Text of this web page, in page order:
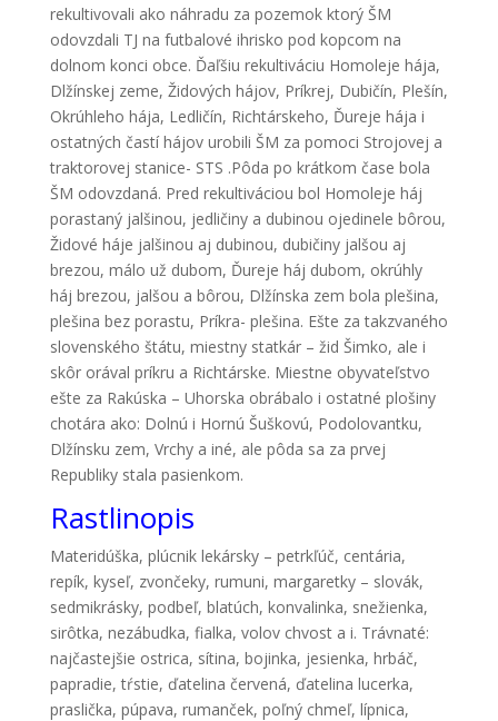
rekultivovali ako náhradu za pozemok ktorý ŠM
odovzdali TJ na futbalové ihrisko pod kopcom na
dolnom konci obce. Ďaľšiu rekultiváciu Homoleje hája,
Dlžínskej zeme, Židových hájov, Príkrej, Dubičín, Plešín,
Okrúhleho hája, Ledličín, Richtárskeho, Ďureje hája i
ostatných častí hájov urobili ŠM za pomoci Strojovej a
traktorovej stanice- STS .Pôda po krátkom čase bola
ŠM odovzdaná. Pred rekultiváciou bol Homoleje háj
porastaný jalšinou, jedličiny a dubinou ojedinele bôrou,
Židové háje jalšinou aj dubinou, dubičiny jalšou aj
brezou, málo už dubom, Ďureje háj dubom, okrúhly
háj brezou, jalšou a bôrou, Dlžínska zem bola plešina,
plešina bez porastu, Príkra- plešina. Ešte za takzvaného
slovenského štátu, miestny statkár – žid Šimko, ale i
skôr orával príkru a Richtárske. Miestne obyvateľstvo
ešte za Rakúska – Uhorska obrábalo i ostatné plošiny
chotára ako: Dolnú i Hornú Šuškovú, Podolovantku,
Dlžínsku zem, Vrchy a iné, ale pôda sa za prvej
Republiky stala pasienkom.
Rastlinopis
Materidúška, plúcnik lekársky – petrkľúč, centária,
repík, kyseľ, zvončeky, rumuni, margaretky – slovák,
sedmikrásky, podbeľ, blatúch, konvalinka, snežienka,
sirôtka, nezábudka, fialka, volov chvost a i. Trávnaté:
najčastejšie ostrica, sítina, bojinka, jesienka, hrbáč,
papradie, tŕstie, ďatelina červená, ďatelina lucerka,
praslička, púpava, rumanček, poľný chmeľ, lípnica,